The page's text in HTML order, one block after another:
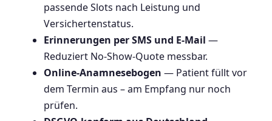
passende Slots nach Leistung und
Versichertenstatus.
Erinnerungen per SMS und E-Mail —
Reduziert No-Show-Quote messbar.
Online-Anamnesebogen — Patient füllt vor
dem Termin aus – am Empfang nur noch
prüfen.